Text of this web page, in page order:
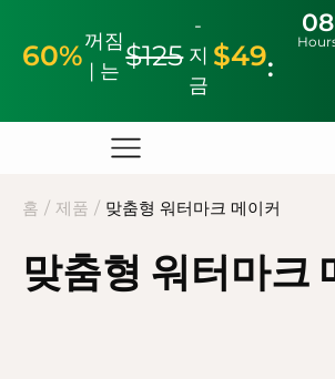
60%꺼짐
| 는 $125
-
지
금
$49
08
홈 / 제품 / 맞춤형 워터마크 메이커
맞춤형 워터마크